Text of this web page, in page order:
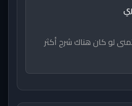
لو كان هناك شرح أكثر